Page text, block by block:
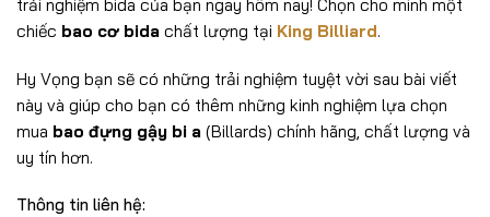
trải nghiệm bida của bạn ngay hôm nay! Chọn cho mình một
chiếc bao cơ bida chất lượng tại King Billiard.
Hy Vọng bạn sẽ có những trải nghiệm tuyệt vời sau bài viết
này và giúp cho bạn có thêm những kinh nghiệm lựa chọn
mua bao đựng gậy bi a (Billards) chính hãng, chất lượng và
uy tín hơn.
Thông tin liên hệ: